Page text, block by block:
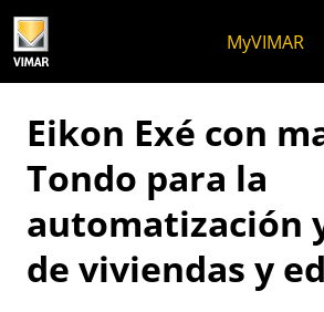
MyVIMAR
Eikon Exé con
Tondo para la
automatización
de viviendas y